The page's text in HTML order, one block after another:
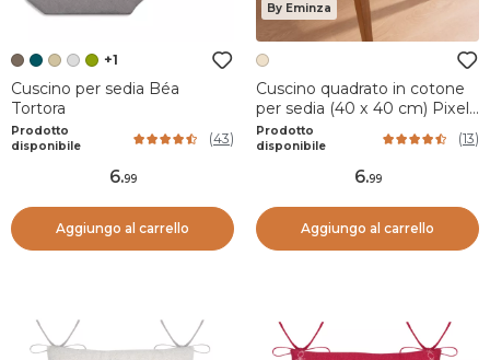
+1
Cuscino per sedia Béa
Tortora
Prodotto
disponibile
(43)
6.99
Aggiungo al carrello
By Eminza
Cuscino quadrato in cotone
per sedia (40 x 40 cm) Pixel
Beige
Prodotto
disponibile
(13)
6.99
Aggiungo al carrello